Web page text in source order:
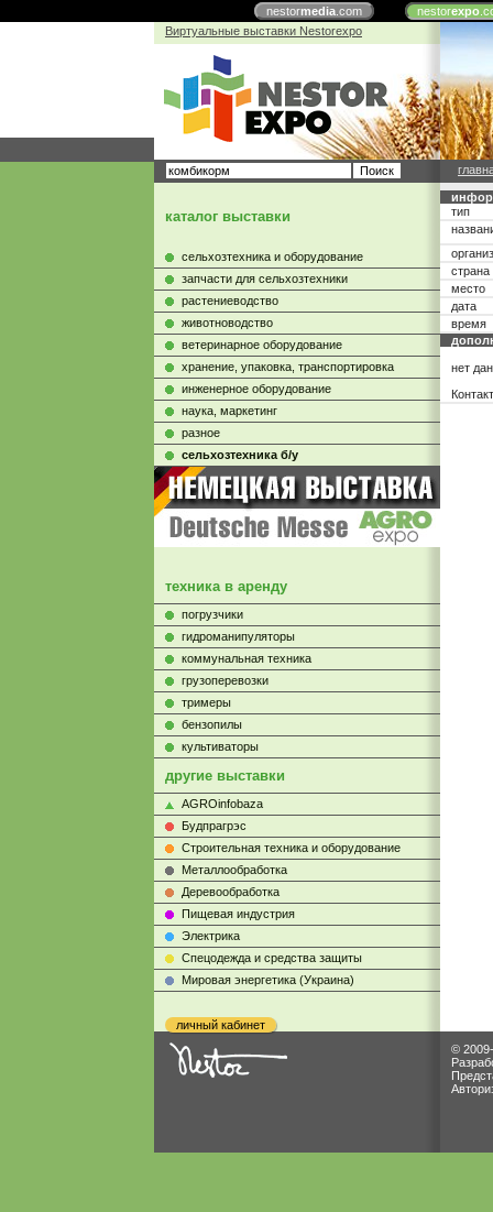
nestormedia.com nestorexpo
Виртуальные выставки Nestorexpo
каталог выставки
сельхозтехника и оборудование
запчасти для сельхозтехники
растениеводство
животноводство
ветеринарное оборудование
хранение, упаковка, транспортировка
инженерное оборудование
наука, маркетинг
разное
сельхозтехника б/у
техника в аренду
погрузчики
гидроманипуляторы
коммунальная техника
грузоперевозки
тримеры
бензопилы
культиваторы
другие выставки
AGROinfobaza
Будпрагрэс
Строительная техника и оборудование
Металлообработка
Деревообработка
Пищевая индустрия
Электрика
Cпецодежда и средства защиты
Мировая энергетика (Украина)
личный кабинет
тип
страна
место
дата
время
нет
©